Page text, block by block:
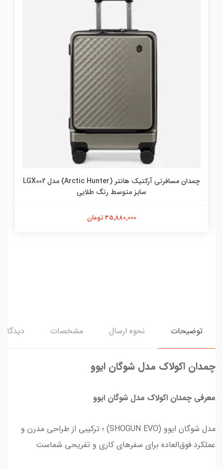
چمدان مسافرتی آرکتیک هانتر (Arctic Hunter) مدل LGX002
سایز متوسط رنگ طلایی
35,880,000 تومان
توضیحات نحوه ارسال مشخصات
چمدان اکولاک مدل شوگان ایوو
معرفی چمدان اکولاک مدل شوگان ایوو
مدل شوگان ایوو (SHOGUN EVO) ؛ ترکیبی از طراحی مدرن و
عملکرد فوق‌العاده برای سفرهای کاری و تفریحی شماست